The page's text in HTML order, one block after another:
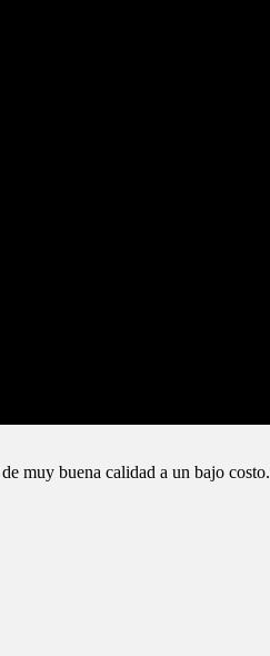
muy buena calidad a un bajo costo.